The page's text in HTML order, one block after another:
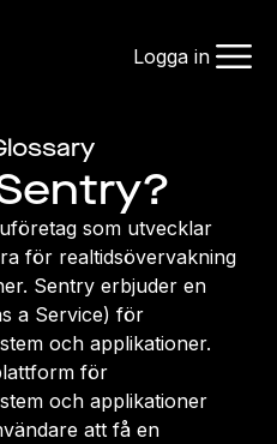
Logga in
som utvecklar
för realtidsövervakning
Sentry erbjuder en
a Service) för
och applikationer.
för
och applikationer
att få en